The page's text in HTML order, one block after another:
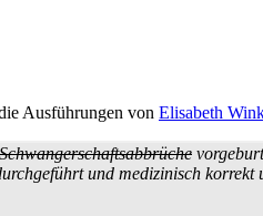
Ausführungen von Elisabeth
Schwangerschafts­abbrüche
und medizinisch korrekt